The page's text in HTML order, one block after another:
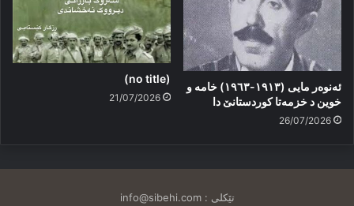
ئەنوەر مایی (١٩١٣-١٩٦٣) خامە و
خوین د خزمەتا کوردستانێ دا
26/07/2026
(no title)
21/07/2026
تێکلی :info@sibehi.com